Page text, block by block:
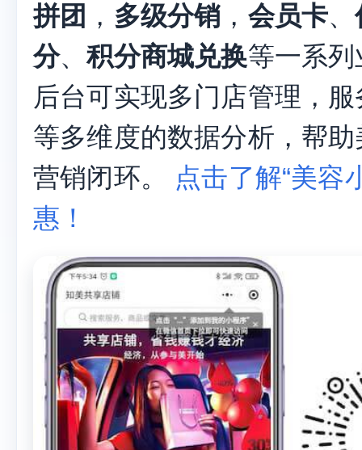
拼团 ， 多级分销 ， 会员卡、
分、积分商城兑换等一系
后台可实现多门店管理，
等多维度的数据分析，帮
营销闭环。
点击了解“美容
惠！